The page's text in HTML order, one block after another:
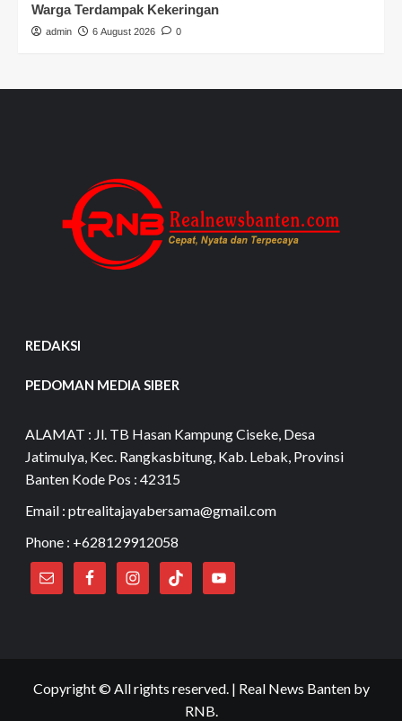
Warga Terdampak Kekeringan
admin 6 August 2026 0
REDAKSI
PEDOMAN MEDIA SIBER
ALAMAT : Jl. TB Hasan Kampung Ciseke, Desa
Jatimulya, Kec. Rangkasbitung, Kab. Lebak, Provinsi
Banten Kode Pos : 42315
Email : ptrealitajayabersama@gmail.com
Phone : +628129912058
Copyright © All rights reserved. | Real News Bantenby
RNB.